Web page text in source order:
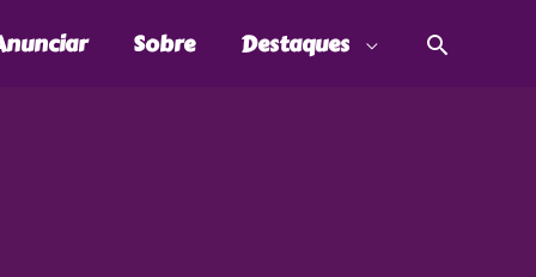
Sobre Destaques